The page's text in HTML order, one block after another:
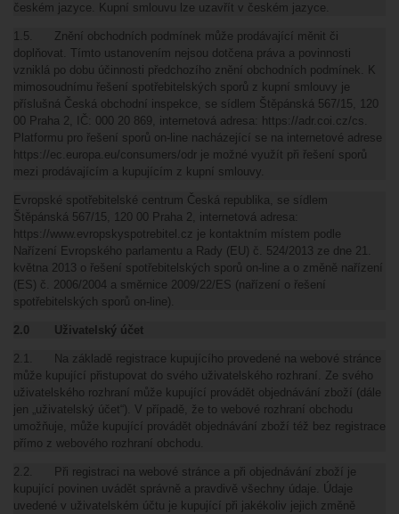
českém jazyce. Kupní smlouvu lze uzavřít v českém jazyce.
1.5. Znění obchodních podmínek může prodávající měnit či
doplňovat. Tímto ustanovením nejsou dotčena práva a povinnosti
vzniklá po dobu účinnosti předchozího znění obchodních podmínek. K
mimosoudnímu řešení spotřebitelských sporů z kupní smlouvy je
příslušná Česká obchodní inspekce, se sídlem Štěpánská 567/15, 120
00 Praha 2, IČ: 000 20 869, internetová adresa: https://adr.coi.cz/cs.
Platformu pro řešení sporů on-line nacházející se na internetové adrese
https://ec.europa.eu/consumers/odr je možné využít při řešení sporů
mezi prodávajícím a kupujícím z kupní smlouvy.
Evropské spotřebitelské centrum Česká republika, se sídlem
Štěpánská 567/15, 120 00 Praha 2, internetová adresa:
https://www.evropskyspotrebitel.cz je kontaktním místem podle
Nařízení Evropského parlamentu a Rady (EU) č. 524/2013 ze dne 21.
května 2013 o řešení spotřebitelských sporů on-line a o změně nařízení
(ES) č. 2006/2004 a směrnice 2009/22/ES (nařízení o řešení
spotřebitelských sporů on-line).
2.0 Uživatelský účet
2.1. Na základě registrace kupujícího provedené na webové stránce
může kupující přistupovat do svého uživatelského rozhraní. Ze svého
uživatelského rozhraní může kupující provádět objednávání zboží (dále
jen „uživatelský účet“). V případě, že to webové rozhraní obchodu
umožňuje, může kupující provádět objednávání zboží též bez registrace
přímo z webového rozhraní obchodu.
2.2. Při registraci na webové stránce a při objednávání zboží je
kupující povinen uvádět správně a pravdivě všechny údaje. Údaje
uvedené v uživatelském účtu je kupující při jakékoliv jejich změně